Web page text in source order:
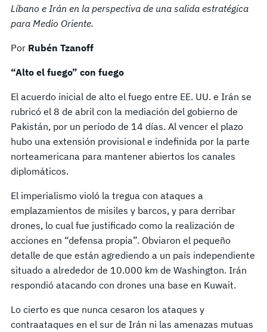
Líbano e Irán en la perspectiva de una salida estratégica
para Medio Oriente.
Por Rubén Tzanoff
“Alto el fuego” con fuego
El acuerdo inicial de alto el fuego entre EE. UU. e Irán se
rubricó el 8 de abril con la mediación del gobierno de
Pakistán, por un período de 14 días. Al vencer el plazo
hubo una extensión provisional e indefinida por la parte
norteamericana para mantener abiertos los canales
diplomáticos.
El imperialismo violó la tregua con ataques a
emplazamientos de misiles y barcos, y para derribar
drones, lo cual fue justificado como la realización de
acciones en “defensa propia”. Obviaron el pequeño
detalle de que están agrediendo a un país independiente
situado a alrededor de 10.000 km de Washington. Irán
respondió atacando con drones una base en Kuwait.
Lo cierto es que nunca cesaron los ataques y
contraataques en el sur de Irán ni las amenazas mutuas